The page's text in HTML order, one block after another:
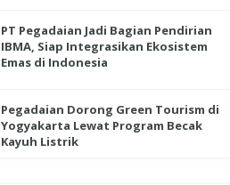
PT Pegadaian Jadi Bagian Pendirian
IBMA, Siap Integrasikan Ekosistem
Emas di Indonesia
Pegadaian Dorong Green Tourism di
Yogyakarta Lewat Program Becak
Kayuh Listrik